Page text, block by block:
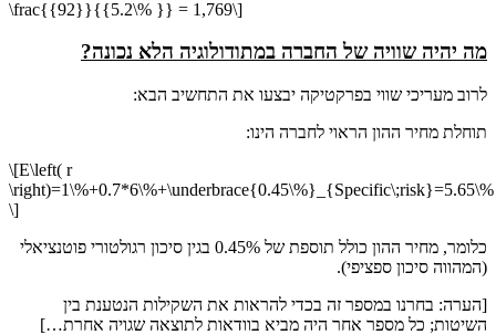
\frac{{92}}{{5.2\% }} = 1,769\]
מה יהיה שוויה של החברה במתודולוגיה הלא נכונה?
לרוב מעריכי שווי בפרקטיקה יבצעו את התחשיב הבא:
תוחלת מחיר ההון הראוי לחברה הינו:
\[E\left( r
\right)=1\%+0.7*6\%+\underbrace{0.45\%}_{Specific\;risk}=5.65\%
\]
כלומר, מחיר ההון כולל תוספת של 0.45% בגין סיכון רגולטורי פוטנציאלי
(המהווה סיכון ספציפי).
[הערה: בחרנו במספר זה בכדי להראות את השקילות הנטענת בין
השיטות; כל מספר אחר היה מביא בוודאות לתוצאה שגויה אחרת…]